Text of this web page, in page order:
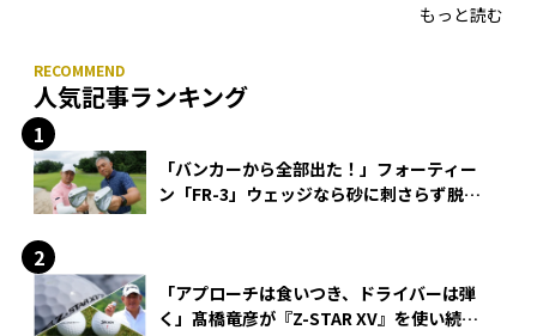
もっと読む
人気記事ランキング
「バンカーから全部出た！」フォーティー
ン「FR-3」ウェッジなら砂に刺さらず脱出
「アプローチは食いつき、ドライバーは弾
く」髙橋竜彦が『Z-STAR XV』を使い続け